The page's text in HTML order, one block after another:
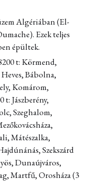
Algériában (El-
Ezek teljes
épültek.
t: Körmend,
Bábolna,
Komárom,
t: Jászberény,
Szeghalom,
Mátészalka,
Szekszárd
Dunaújváros,
Martfű, Orosháza (3